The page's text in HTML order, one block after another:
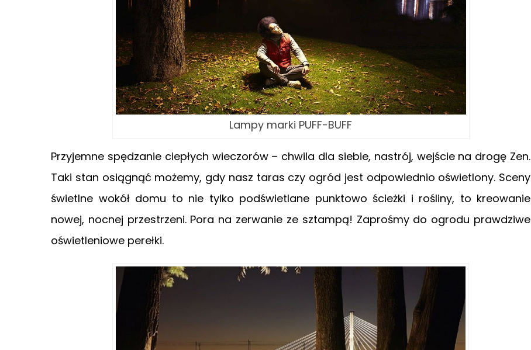
Lampy marki PUFF-BUFF
Przyjemne spędzanie ciepłych wieczorów – chwila dla siebie, nastrój, wejście na drogę Zen.
Taki stan osiągnąć możemy, gdy nasz taras czy ogród jest odpowiednio oświetlony. Sceny
świetlne wokół domu to nie tylko podświetlane punktowo ścieżki i rośliny, to kreowanie
nowej, nocnej przestrzeni. Pora na zerwanie ze sztampą! Zaprośmy do ogrodu prawdziwe
oświetleniowe perełki.